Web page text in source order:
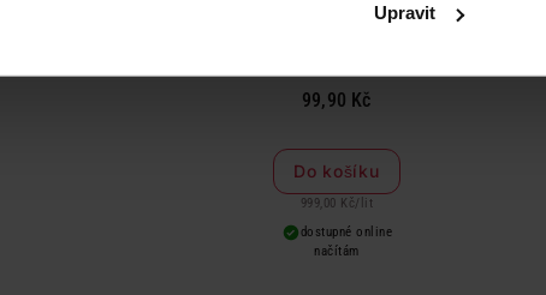
Upravit
99,90 Kč
Do košíku
999,00 Kč/ lit
dostupné online
načítám